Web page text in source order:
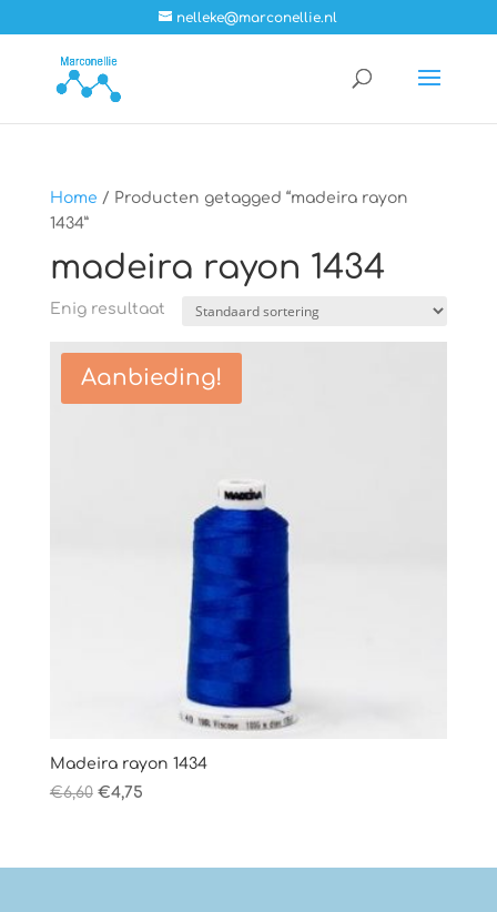
nelleke@marconellie.nl
Home / Producten getagged “madeira rayon
1434”
madeira rayon 1434
Enig resultaat
Aanbieding!
Madeira rayon 1434
€6,60 Oorspronkelijke
€6,60.
€4,75Huidige
€4,75.